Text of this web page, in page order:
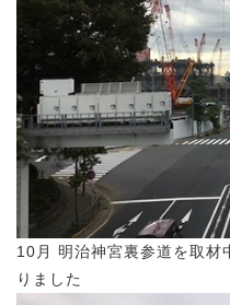
10月 明治神宮裏参道を取材
りました